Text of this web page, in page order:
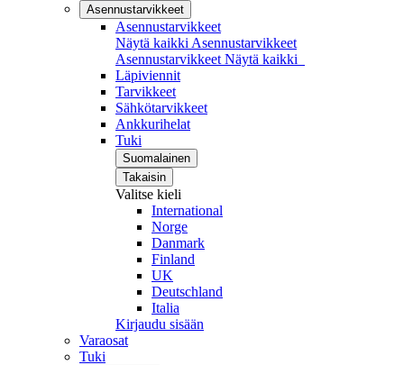
Asennustarvikkeet
Asennustarvikkeet
Näytä kaikki Asennustarvikkeet
Asennustarvikkeet Näytä kaikki
Läpiviennit
Tarvikkeet
Sähkötarvikkeet
Ankkurihelat
Tuki
Suomalainen
Takaisin
Valitse kieli
International
Norge
Danmark
Finland
UK
Deutschland
Italia
Kirjaudu sisään
Varaosat
Tuki